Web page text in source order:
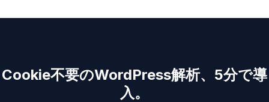
Cookie不要のWordPress解析、5分で導
入。